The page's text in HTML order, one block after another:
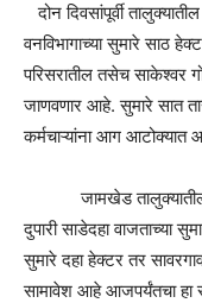
दोन दिवसांपूर्वी
वनविभागाच्या सुमारे साठ
परिसरातील तसेच साकेश्वर गो
जाणवणार आहे. सुमारे सात
कर्मचाऱ्यांना आग
जामखेड तालुक्यातील
दुपारी साडेदहा वाजताच्या
सुमारे दहा हेक्टर तर
सामावेश आहे आजपर्यंतचा हा